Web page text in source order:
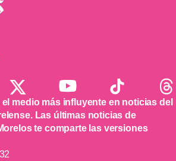
medio más influyente en noticias del
Las últimas noticias de
te comparte las versiones